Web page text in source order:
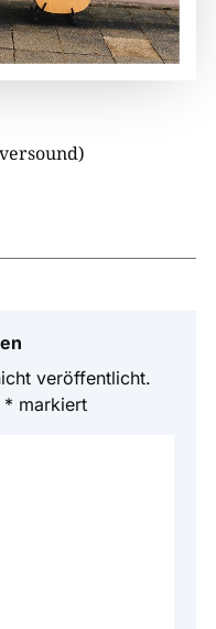
veröffentlicht.
* markiert